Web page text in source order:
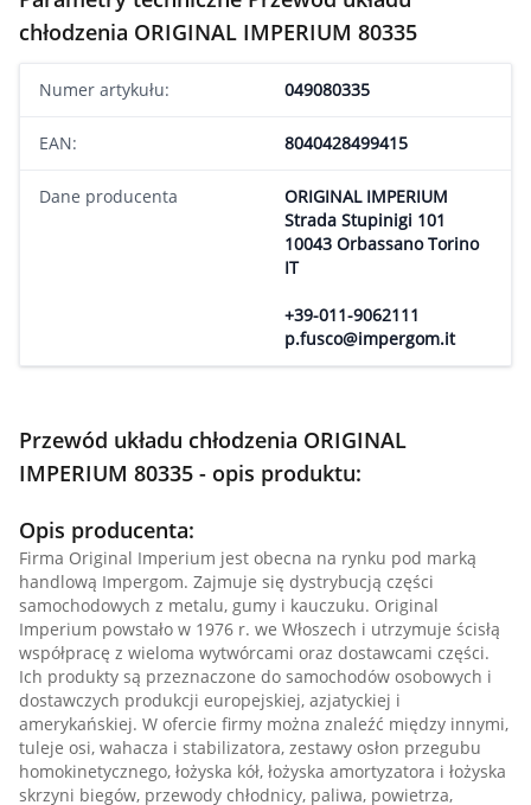
chłodzenia ORIGINAL IMPERIUM 80335
Numer artykułu: 049080335
EAN: 8040428499415
Dane producenta
ORIGINAL IMPERIUM
Strada Stupinigi 101
10043 Orbassano Torino
IT
+39-011-9062111
p.fusco@impergom.it
Przewód układu chłodzenia ORIGINAL
IMPERIUM 80335 - opis produktu:
Opis producenta:
Firma Original Imperium jest obecna na rynku pod marką
handlową Impergom. Zajmuje się dystrybucją części
samochodowych z metalu, gumy i kauczuku. Original
Imperium powstało w 1976 r. we Włoszech i utrzymuje ścisłą
współpracę z wieloma wytwórcami oraz dostawcami części.
Ich produkty są przeznaczone do samochodów osobowych i
dostawczych produkcji europejskiej, azjatyckiej i
amerykańskiej. W ofercie firmy można znaleźć między innymi,
tuleje osi, wahacza i stabilizatora, zestawy osłon przegubu
homokinetycznego, łożyska kół, łożyska amortyzatora i łożyska
skrzyni biegów, przewody chłodnicy, paliwa, powietrza,